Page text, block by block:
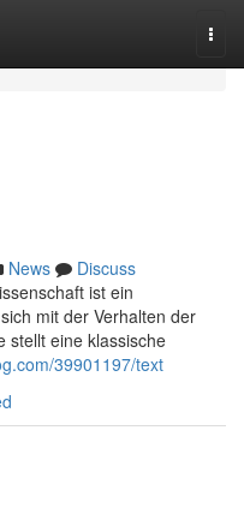
News
Discuss
ist ein
mit der Verhalten der
stellt eine klassische
39901197/text